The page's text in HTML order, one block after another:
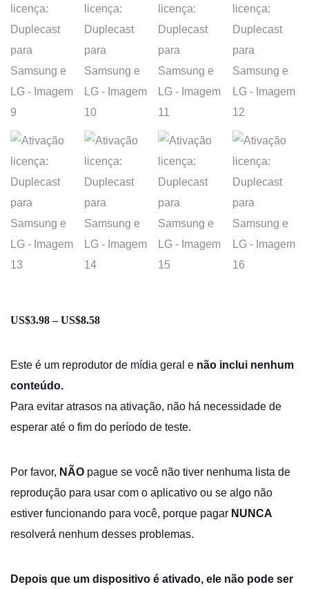
US$3.98 – US$8.58
preço:
através
US$8.58
Este é um reprodutor de mídia geral e não inclui nenhum
conteúdo.
Para evitar atrasos na ativação, não há necessidade de
esperar até o fim do período de teste.
Por favor, NÃO pague se você não tiver nenhuma lista de
reprodução para usar com o aplicativo ou se algo não
estiver funcionando para você, porque pagar NUNCA
resolverá nenhum desses problemas.
Depois que um dispositivo é ativado, ele não pode ser